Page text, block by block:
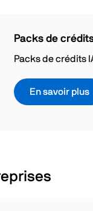
Packs de
Packs de crédits
En savoir plus